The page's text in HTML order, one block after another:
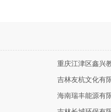
重庆江津区鑫兴
吉林友杭文化有
海南瑞丰能源有